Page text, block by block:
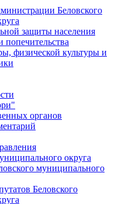
Беловского
защиты населения
попечительства
физической культуры и
органов
округа
муниципального
Беловского